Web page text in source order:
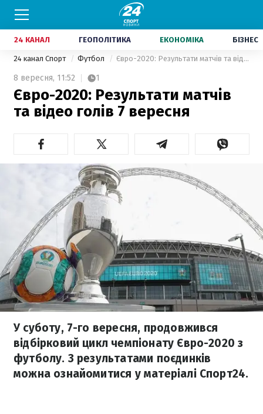
24 КАНАЛ ГЕОПОЛІТИКА ЕКОНОМІКА БІЗНЕС
24 канал Спорт Футбол Євро-2020: Результати матчів та відео голів 7 вересня
8 вересня, 11:52 1
Євро-2020: Результати матчів
та відео голів 7 вересня
У суботу, 7-го вересня, продовжився
відбірковий цикл чемпіонату Євро-2020 з
футболу. З результатами поєдинків
можна ознайомитися у матеріалі Спорт24.